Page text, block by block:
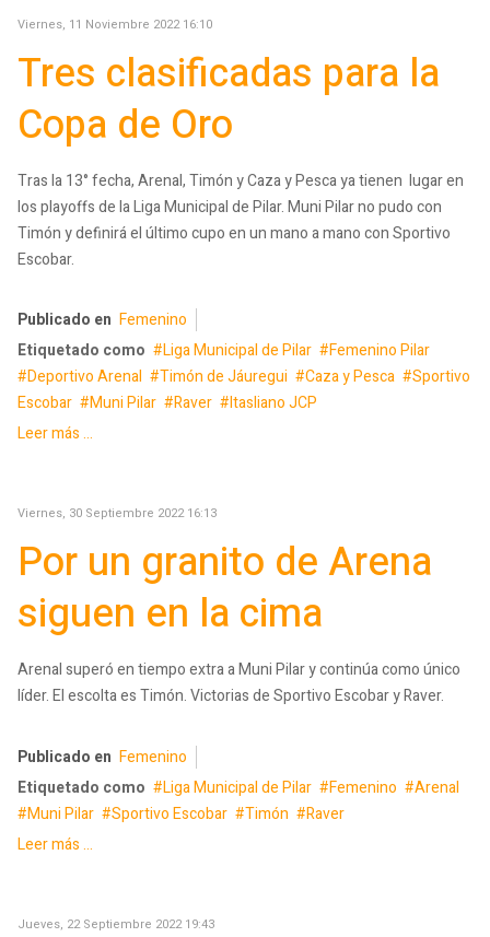
Viernes, 11 Noviembre 2022 16:10
Tres clasificadas para la
Copa de Oro
Tras la 13° fecha, Arenal, Timón y Caza y Pesca ya tienen lugar en
los playoffs de la Liga Municipal de Pilar. Muni Pilar no pudo con
Timón y definirá el último cupo en un mano a mano con Sportivo
Escobar.
Publicado en Femenino
Etiquetado como
Liga Municipal de Pilar
Femenino Pilar
Deportivo Arenal
Timón de Jáuregui Caza y Pesca
Sportivo
Escobar
Muni Pilar Raver
Itasliano JCP
Leer más ...
Viernes, 30 Septiembre 2022 16:13
Por un granito de Arena
siguen en la cima
Arenal superó en tiempo extra a Muni Pilar y continúa como único
líder. El escolta es Timón. Victorias de Sportivo Escobar y Raver.
Publicado en Femenino
Etiquetado como
Liga Municipal de Pilar Femenino
Arenal
Muni Pilar
Sportivo Escobar Timón
Raver
Leer más ...
Jueves, 22 Septiembre 2022 19:43